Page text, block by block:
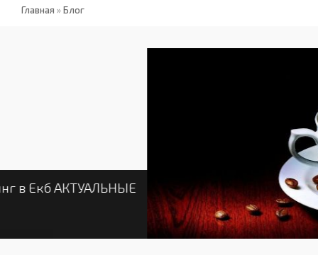
Главная »Блог
Директорская группа - присоединяйтесь!